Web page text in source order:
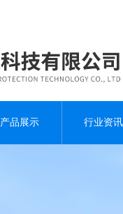
产品展示 行业资讯